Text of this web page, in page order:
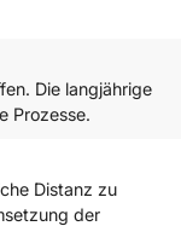
Die langjährige
Prozesse.
Distanz zu
der